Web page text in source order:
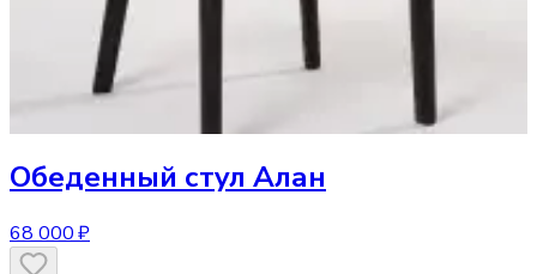
Обеденный стул Алан
68 000 ₽